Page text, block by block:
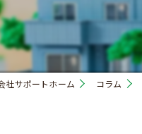
社サポートホーム コラム